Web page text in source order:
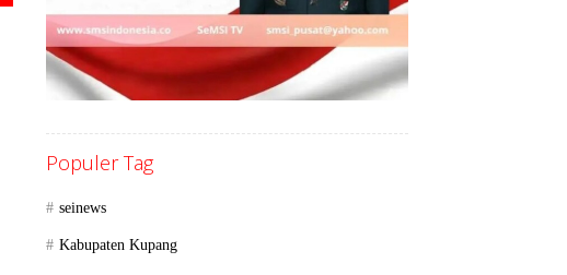
Populer Tag
seinews
Kabupaten Kupang